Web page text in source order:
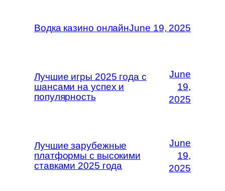
Водка казино онлайнJune 19, 2025
Лучшие игры 2025 года с
шансами на успех и
популярность
June
19,
2025
Лучшие зарубежные
платформы с высокими
ставками 2025 года
June
19,
2025